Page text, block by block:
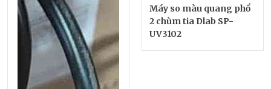
Máy so màu quang phổ
2 chùm tia Dlab SP-
UV3102